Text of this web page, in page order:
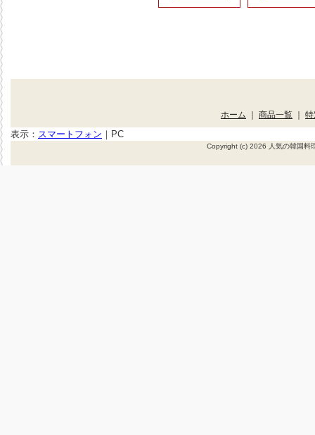
ホーム ｜ 商品一覧 ｜ 特
表示： スマートフォン ｜ PC
Copyright (c) 2026 人気の韓国料